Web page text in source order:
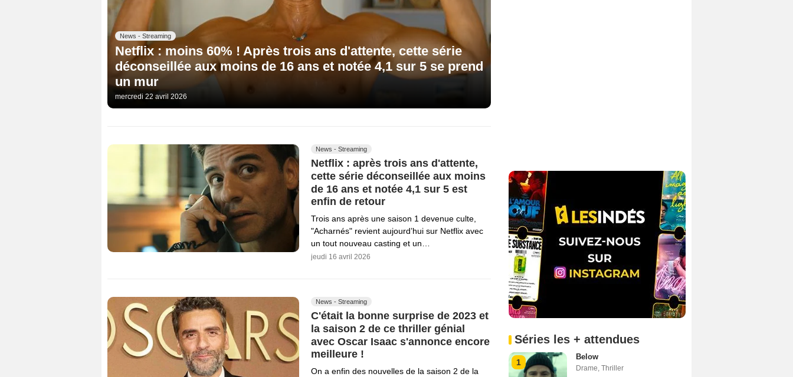
News - Streaming
Netflix : moins 60% ! Après trois ans d'attente, cette série
déconseillée aux moins de 16 ans et notée 4,1 sur 5 se prend
un mur
mercredi 22 avril 2026
News - Streaming
Netflix : après trois ans d'attente,
cette série déconseillée aux moins
de 16 ans et notée 4,1 sur 5 est
enfin de retour
Trois ans après une saison 1 devenue culte,
"Acharnés" revient aujourd’hui sur Netflix avec
un tout nouveau casting et un…
jeudi 16 avril 2026
News - Streaming
C'était la bonne surprise de 2023 et
la saison 2 de ce thriller génial
avec Oscar Isaac s'annonce encore
meilleure !
On a enfin des nouvelles de la saison 2 de la
Séries les + attendues
1
Below
Drame Thriller